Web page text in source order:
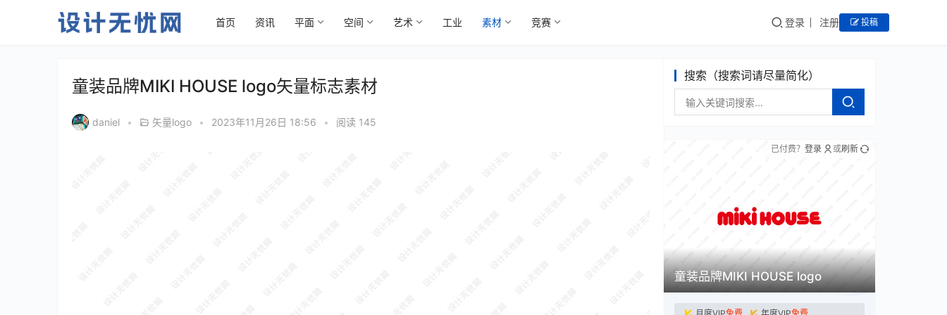
首页 资讯 平面 空间 艺术 工业 素材 竞赛 登录 注册 投稿
童装品牌MIKI HOUSE logo矢量标志素材
daniel • 矢量logo • 2023年11月26日 18:56 • 阅读 145
搜索（搜索词请尽量简化）
童装品牌MIKI HOUSE logo
已付费？ 登录 或刷新